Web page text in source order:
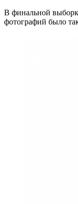
В финальной
фотографий было